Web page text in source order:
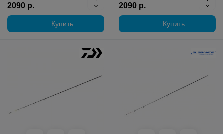
2090 р.
Купить
2090 р.
Купить